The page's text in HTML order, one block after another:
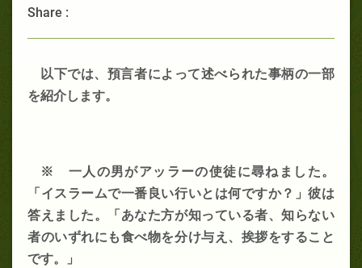
Share :
以下では、預言者によって述べられた事柄の一部
を紹介します。
※ 一人の男がアッラーの使徒に尋ねました。
「イスラームで一番良い行いとは何ですか？」彼は
答えました。「あなた方が知っている者、知らない
者のいずれにも食べ物を分け与え、挨拶をすること
です。」